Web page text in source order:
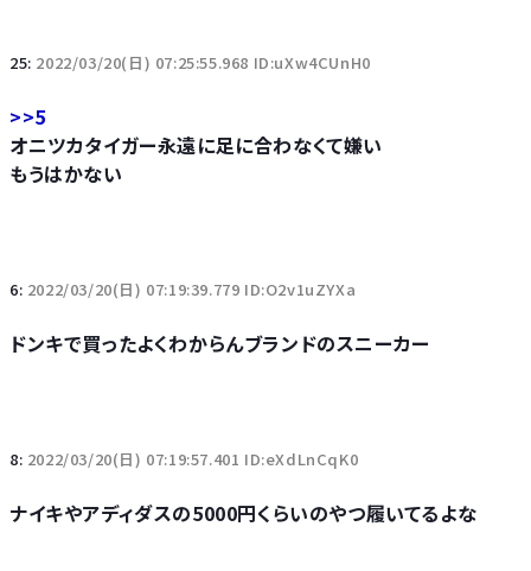
25: 2022/03/20(日) 07:25:55.968 ID:uXw4CUnH0
>>5
オニツカタイガー永遠に足に合わなくて嫌い
もうはかない
6: 2022/03/20(日) 07:19:39.779 ID:O2v1uZYXa
ドンキで買ったよくわからんブランドのスニーカー
8: 2022/03/20(日) 07:19:57.401 ID:eXdLnCqK0
ナイキやアディダスの5000円くらいのやつ履いてるよな